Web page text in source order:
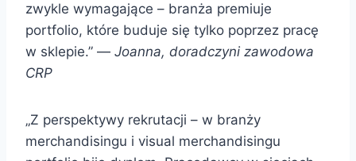
zwykle wymagające – branża premiuje
portfolio, które buduje się tylko poprzez pracę
w sklepie.” — Joanna, doradczyni zawodowa
CRP
„Z perspektywy rekrutacji – w branży
merchandisingu i visual merchandisingu